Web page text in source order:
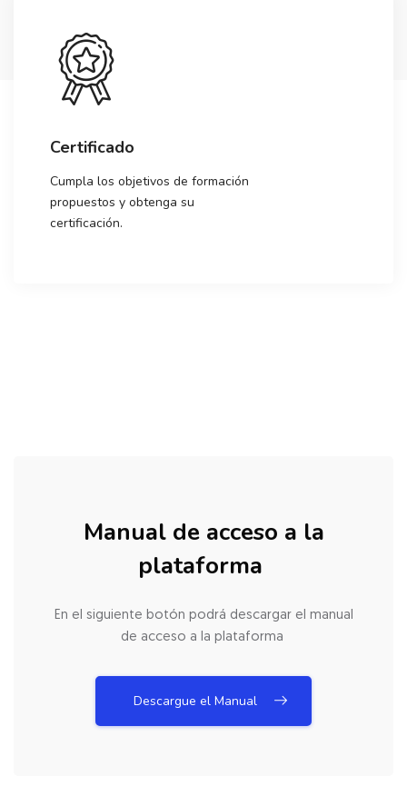
Certificado
Cumpla los objetivos de formación
propuestos y obtenga su
certificación.
Manual de acceso a la
plataforma
En el siguiente botón podrá descargar el manual
de acceso a la plataforma
Descargue el Manual